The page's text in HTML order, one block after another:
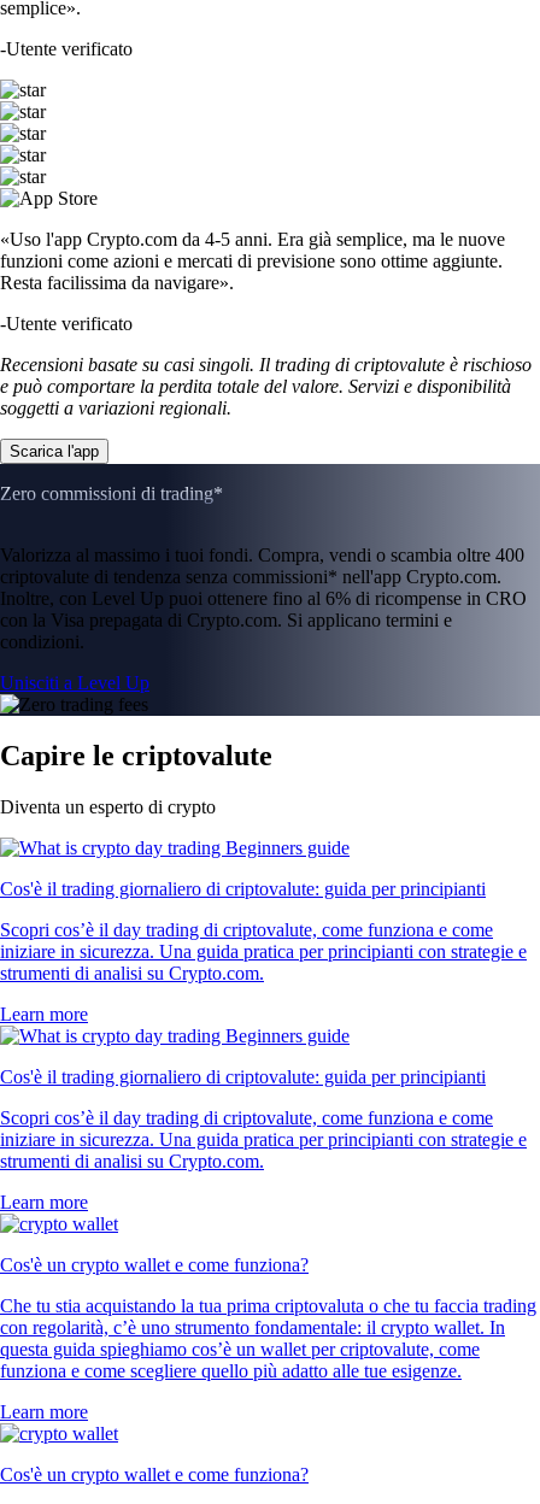
semplice».
-Utente verificato
«Uso l'app Crypto.com da 4-5 anni. Era già semplice, ma le nuove
funzioni come azioni e mercati di previsione sono ottime aggiunte.
Resta facilissima da navigare».
-Utente verificato
Recensioni basate su casi singoli. Il trading di criptovalute è rischioso
e può comportare la perdita totale del valore. Servizi e disponibilità
soggetti a variazioni regionali.
Scarica l'app
Zero commissioni di trading*
Valorizza al massimo i tuoi fondi. Compra, vendi o scambia oltre 400
criptovalute di tendenza senza commissioni* nell'app Crypto.com.
Inoltre, con Level Up puoi ottenere fino al 6% di ricompense in CRO
con la Visa prepagata di Crypto.com. Si applicano termini e
condizioni.
Unisciti a Level Up
Capire le criptovalute
Diventa un esperto di crypto
Cos'è il trading giornaliero di criptovalute: guida per principianti
Scopri cos’è il day trading di criptovalute, come funziona e come
iniziare in sicurezza. Una guida pratica per principianti con strategie e
strumenti di analisi su Crypto.com.
Learn more
Cos'è il trading giornaliero di criptovalute: guida per principianti
Scopri cos’è il day trading di criptovalute, come funziona e come
iniziare in sicurezza. Una guida pratica per principianti con strategie e
strumenti di analisi su Crypto.com.
Learn more
Cos'è un crypto wallet e come funziona?
Che tu stia acquistando la tua prima criptovaluta o che tu faccia trading
con regolarità, c’è uno strumento fondamentale: il crypto wallet. In
questa guida spieghiamo cos’è un wallet per criptovalute, come
funziona e come scegliere quello più adatto alle tue esigenze.
Learn more
Cos'è un crypto wallet e come funziona?